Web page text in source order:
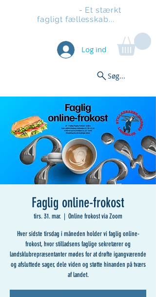
- Et stærkt
fagligt fællesskab...
Log ind
Søg...
Faglig online-frokost
tirs. 31. mar.
  |
Online frokost via Zoom
Hver sidste tirsdag i måneden holder vi faglig online-
frokost, hvor stilladsens faglige sekretærer og
landsklubrepræsentanter mødes for at drøfte igangværende
og afsluttede sager, dele viden og støtte hinanden på tværs
af landet.